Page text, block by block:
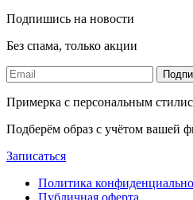
Подпишись на новости
Без спама, только акции
Примерка с персональным
Подберём образ с учётом вашей
Записаться
Политика
Публичная оферта